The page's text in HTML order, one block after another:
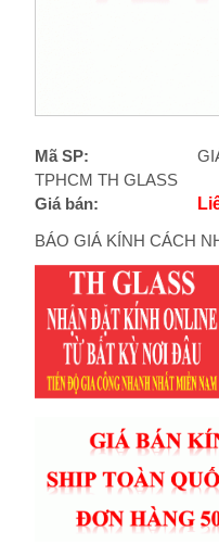
Mã SP:
TPHCM TH GLASS
Giá bán:
BÁO GIÁ KÍNH CÁCH